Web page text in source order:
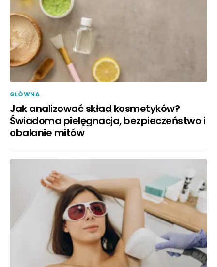
GŁÓWNA
Jak analizować skład kosmetyków?
Świadoma pielęgnacja, bezpieczeństwo i
obalanie mitów